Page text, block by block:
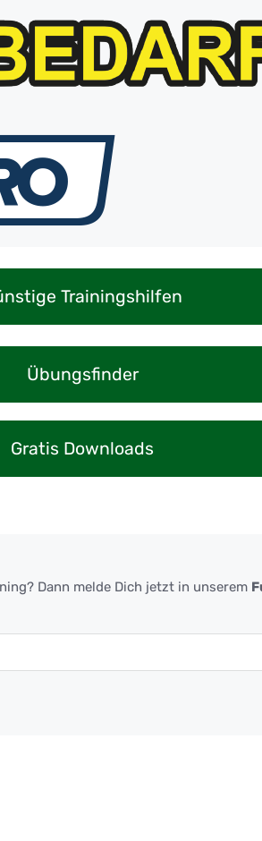
Trainingshilfen
Übungsfinder
Gratis Downloads
Dann melde Dich jetzt in unserem